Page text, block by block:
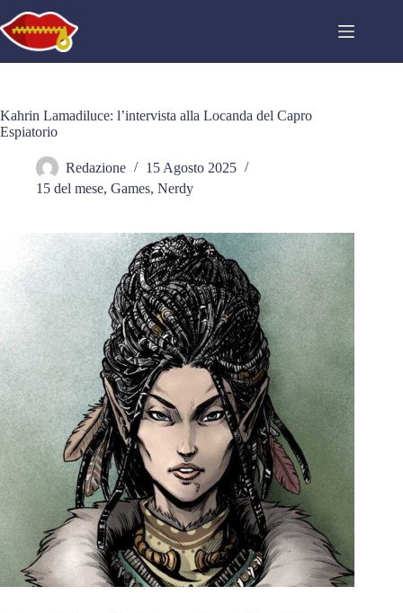
al
contenuto
Kahrin Lamadiluce: l’intervista alla Locanda del Capro
Espiatorio
Redazione
15 Agosto 2025
15 del mese, Games, Nerdy